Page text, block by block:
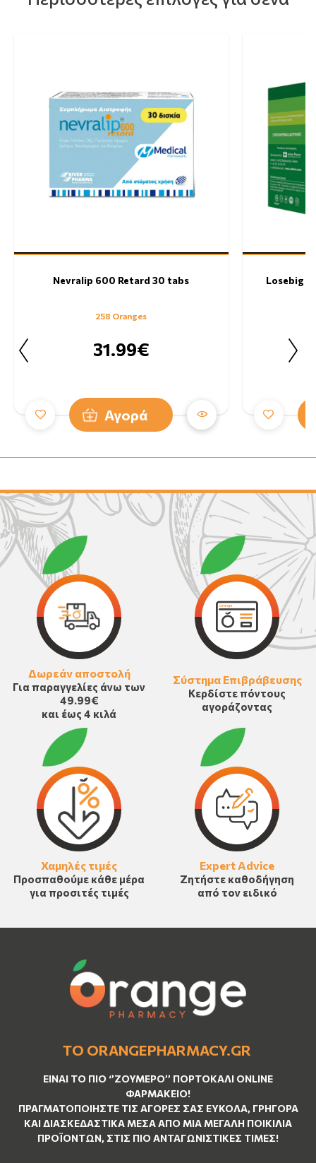
Nevralip 600 Retard 30 tabs
258 Oranges
31.99€
Αγορά
Losebig
Δωρεάν αποστολή
Για παραγγελίες άνω των
49.99€
και έως 4 κιλά
Σύστημα Επιβράβευσης
Κερδίστε πόντους
αγοράζοντας
Χαμηλές τιμές
Προσπαθούμε κάθε μέρα
για προσιτές τιμές
Expert Advice
Ζητήστε καθοδήγηση
από τον ειδικό
ΤΟ ORANGEPHARMACY.GR
ΕΊΝΑΙ ΤO ΠΙΟ ‘’ΖΟΥΜΕΡΌ’’ ΠΟΡΤΟΚΑΛΊ ΟNLINE
ΦΑΡΜΑΚΕΊΟ!
ΠΡΑΓΜΑΤΟΠΟΙΉΣΤΕ ΤΙΣ ΑΓΟΡΈΣ ΣΑΣ ΕΎΚΟΛΑ, ΓΡΉΓΟΡΑ
ΚΑΙ ΔΙΑΣΚΕΔΑΣΤΙΚΆ ΜΈΣΑ ΑΠΌ ΜΙΑ ΜΕΓΆΛΗ ΠΟΙΚΙΛΊΑ
ΠΡΟΪΌΝΤΩΝ, ΣΤΙΣ ΠΙΟ ΑΝΤΑΓΩΝΙΣΤΙΚΈΣ ΤΙΜΈΣ!